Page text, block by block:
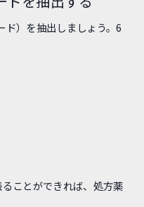
ド）を抽出しましょう。6
ことができれば、処方薬